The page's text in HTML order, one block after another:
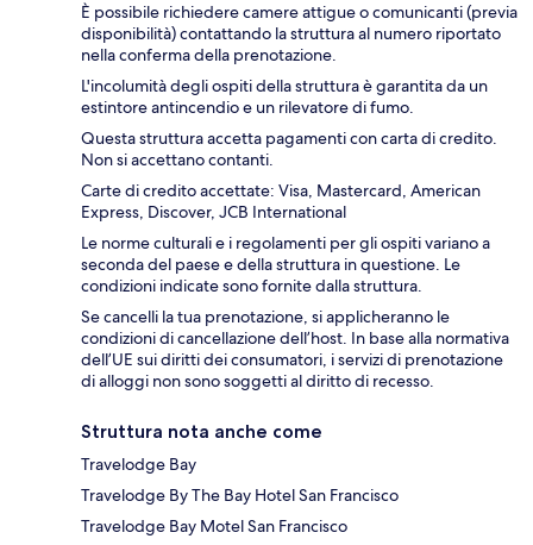
È possibile richiedere camere attigue o comunicanti (previa
disponibilità) contattando la struttura al numero riportato
nella conferma della prenotazione.
L'incolumità degli ospiti della struttura è garantita da un
estintore antincendio e un rilevatore di fumo.
Questa struttura accetta pagamenti con carta di credito.
Non si accettano contanti.
Carte di credito accettate: Visa, Mastercard, American
Express, Discover, JCB International
Le norme culturali e i regolamenti per gli ospiti variano a
seconda del paese e della struttura in questione. Le
condizioni indicate sono fornite dalla struttura.
Se cancelli la tua prenotazione, si applicheranno le
condizioni di cancellazione dell’host. In base alla normativa
dell’UE sui diritti dei consumatori, i servizi di prenotazione
di alloggi non sono soggetti al diritto di recesso.
Struttura nota anche come
Travelodge Bay
Travelodge By The Bay Hotel San Francisco
Travelodge Bay Motel San Francisco